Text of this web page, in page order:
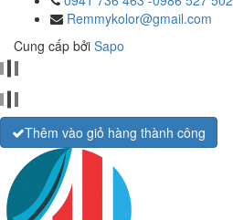
Remmykolor@gmail.com
Cung cấp bởi Sapo
Thêm vào giỏ hàng thành công